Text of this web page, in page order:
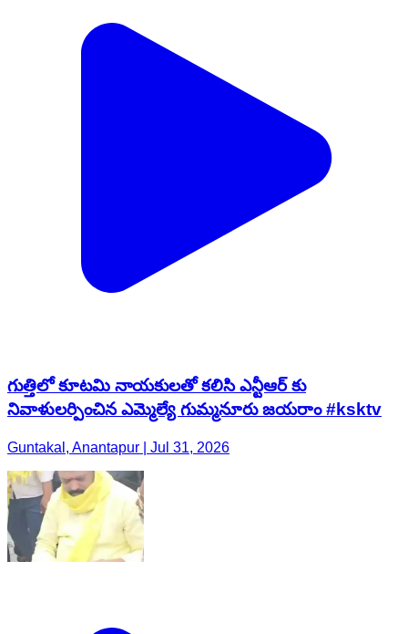
గుత్తిలో కూటమి నాయకులతో కలిసి ఎన్టీఆర్ కు
నివాళులర్పించిన ఎమ్మెల్యే గుమ్మనూరు జయరాం #ksktv
Guntakal, Anantapur | Jul 31, 2026